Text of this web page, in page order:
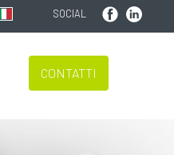
SOCIAL
CONTATTI